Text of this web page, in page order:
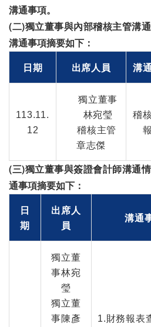
溝通事項。
(二)獨立董事與內部稽核主管溝
溝通事項摘要如下：
日期 出席人員 溝
113.11.
12
獨立董事
林宛瑩
稽核主管
章志傑
稽
(三)獨立董事與簽證會計師溝通
通事項摘要如下：
日
期
出席人
員
溝通
獨立董
事林宛
瑩
獨立董
事陳彥
1.財務報表